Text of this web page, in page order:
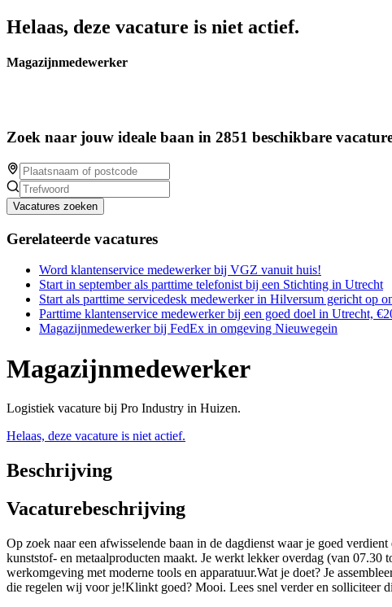
Helaas, deze vacature is niet actief.
Magazijnmedewerker
Zoek naar jouw ideale baan in 2851 beschikbare
Vacatures zoeken
Gerelateerde vacatures
Word klantenservice medewerker bij VGZ vanuit huis!
Start in september als parttime telefonist bij een Stichting in Utrecht
Start als parttime servicedesk medewerker in Hilversum gericht op
Parttime klantenservice medewerker bij een goed doel in Utrecht,
Magazijnmedewerker bij FedEx in omgeving Nieuwegein
Magazijnmedewerker
Logistiek vacature bij Pro Industry in Huizen.
Helaas, deze vacature is niet actief.
Beschrijving
Vacaturebeschrijving
Op zoek naar een afwisselende baan in de dagdienst waar je goed
kunststof- en metaalproducten maakt. Je werkt lekker overdag (van
werkomgeving met moderne tools en apparatuur.Wat je doet? Je
die regelen wij voor je!Klinkt goed? Mooi. Lees snel verder en solliciteer